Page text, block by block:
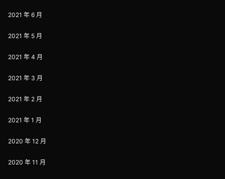
2021 年 6 月
2021 年 5 月
2021 年 4 月
2021 年 3 月
2021 年 2 月
2021 年 1 月
2020 年 12 月
2020 年 11 月